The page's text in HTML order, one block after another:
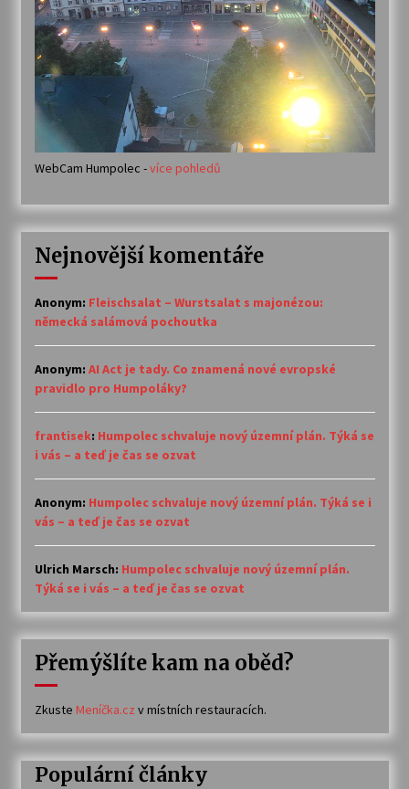
WebCam Humpolec -více pohledů
Nejnovější komentáře
Anonym: Fleischsalat – Wurstsalat s majonézou:
německá salámová pochoutka
Anonym: AI Act je tady. Co znamená nové evropské
pravidlo pro Humpoláky?
frantisek: Humpolec schvaluje nový územní plán. Týká se
i vás – a teď je čas se ozvat
Anonym: Humpolec schvaluje nový územní plán. Týká se i
vás – a teď je čas se ozvat
Ulrich Marsch: Humpolec schvaluje nový územní plán.
Týká se i vás – a teď je čas se ozvat
Přemýšlíte kam na oběd?
Zkuste Meníčka.cz v místních restauracích.
Populární články